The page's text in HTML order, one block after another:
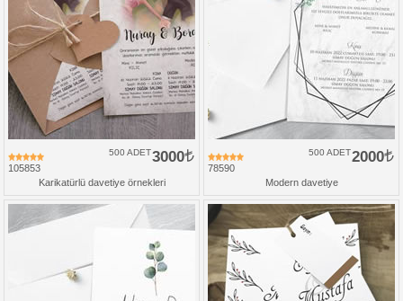
105853
3000
500 ADET
Karikatürlü davetiye örnekleri
78590
2000
500 ADET
Modern davetiye